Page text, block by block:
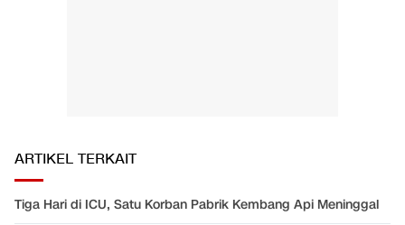
ARTIKEL TERKAIT
Tiga Hari di ICU, Satu Korban Pabrik Kembang Api Meninggal